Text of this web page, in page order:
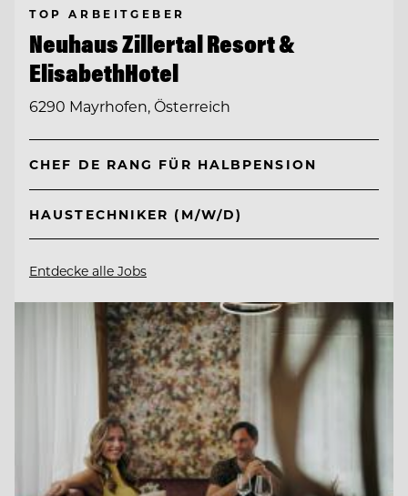
TOP ARBEITGEBER
Neuhaus Zillertal Resort &
ElisabethHotel
6290 Mayrhofen, Österreich
CHEF DE RANG FÜR HALBPENSION
HAUSTECHNIKER (M/W/D)
Entdecke alle Jobs